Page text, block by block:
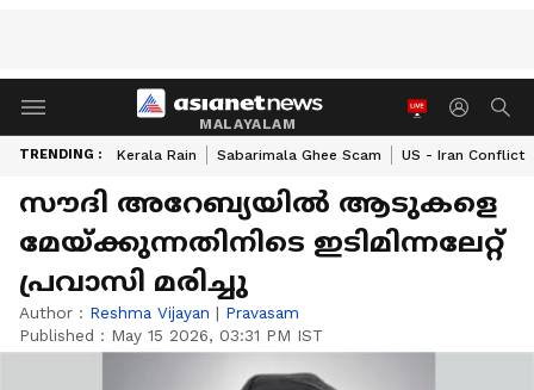
MALAYALAM
TRENDING : Kerala Rain Sabarimala Ghee Scam US - Iran Conflict
സൗദി അറേബ്യയിൽ ആടുകളെ
മേയ്ക്കുന്നതിനിടെ ഇടിമിന്നലേറ്റ്
പ്രവാസി മരിച്ചു
Author : Reshma Vijayan | Pravasam
Published : May 15 2026, 03:31 PM IST